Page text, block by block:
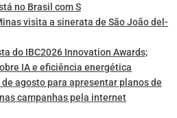
no Brasil com S
visita a sinerata de São João del-
do IBC2026 Innovation Awards;
IA e eficiência energética
agosto para apresentar planos de
campanhas pela internet